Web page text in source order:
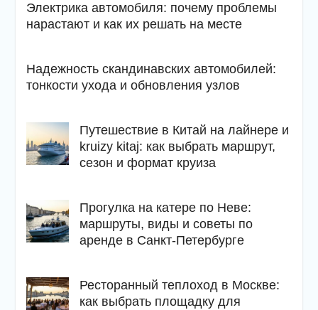
Электрика автомобиля: почему проблемы
нарастают и как их решать на месте
Надежность скандинавских автомобилей:
тонкости ухода и обновления узлов
Путешествие в Китай на лайнере и
kruizy kitaj: как выбрать маршрут,
сезон и формат круиза
Прогулка на катере по Неве:
маршруты, виды и советы по
аренде в Санкт-Петербурге
Ресторанный теплоход в Москве:
как выбрать площадку для